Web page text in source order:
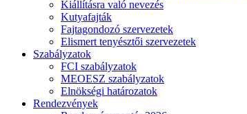
Kiállításra való nevezés
Kutyafajták
Fajtagondozó szervezetek
Elismert tenyésztői szervezetek
Szabályzatok
FCI szabályzatok
MEOESZ szabályzatok
Elnökségi határozatok
Rendezvények